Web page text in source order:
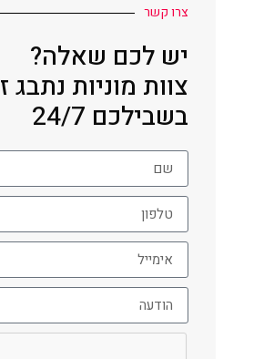
צרו קשר
יש לכם שאלה?
צוות מוניות נתבג
בשבילכם 24/7